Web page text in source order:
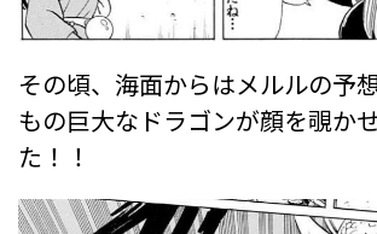
その頃、海面からはメルルの予
もの巨大なドラゴンが顔を覗か
た！！